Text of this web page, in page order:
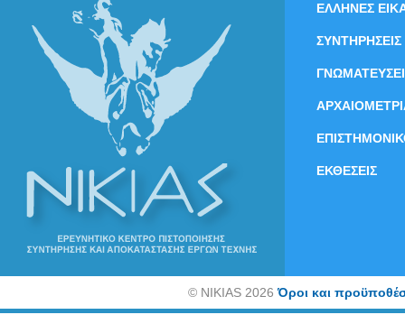
ΕΛΛΗΝΕΣ
ΣΥΝΤΗΡΗΣΕΙΣ
ΕΚΘΕΣΕΙΣ
©NIKIAS 2026Όροι και